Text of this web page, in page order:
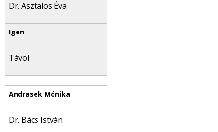
Dr. Asztalos Éva
Távol
Dr. Bács István